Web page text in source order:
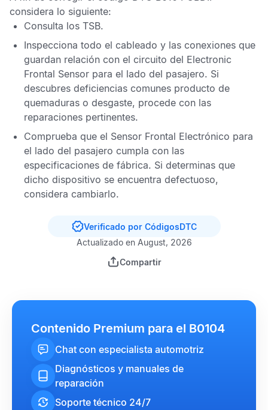
considera lo siguiente:
Consulta los TSB.
Inspecciona todo el cableado y las conexiones que
guardan relación con el circuito del Electronic
Frontal Sensor para el lado del pasajero. Si
descubres deficiencias comunes producto de
quemaduras o desgaste, procede con las
reparaciones pertinentes.
Comprueba que el Sensor Frontal Electrónico para
el lado del pasajero cumpla con las
especificaciones de fábrica. Si determinas que
dicho dispositivo se encuentra defectuoso,
considera cambiarlo.
Verificado por CódigosDTC
Actualizado en August, 2026
Compartir
Contenido Premium para el B0104
Chat con especialista automotriz
Diagnósticos y manuales de
reparación
Soporte técnico 24/7